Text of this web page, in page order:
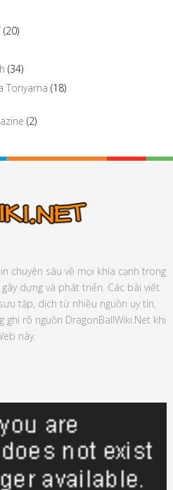
(20)
(34)
Toriyama (18)
(2)
chuyên sâu về mọi khía cạnh trong
dựng và phát triển. Các bài viết
tập, dịch từ nhiều nguồn uy tín,
ghi rõ nguồn DragonBallWiki.Net khi
này.